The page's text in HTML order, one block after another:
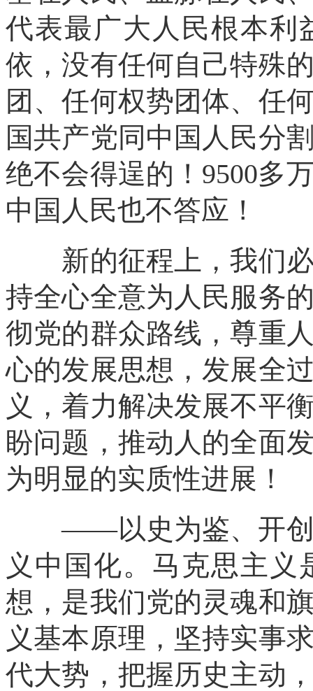
代表最广大人民根本利
依，没有任何自己特殊
团、任何权势团体、任
国共产党同中国人民分
绝不会得逞的！9500多
中国人民也不答应！
新的征程上，我们必
持全心全意为人民服务
彻党的群众路线，尊重
心的发展思想，发展全
义，着力解决发展不平
盼问题，推动人的全面
为明显的实质性进展！
——以史为鉴、开创
义中国化。马克思主
想，是我们党的灵魂和
义基本原理，坚持实事
代大势，把握历史主动